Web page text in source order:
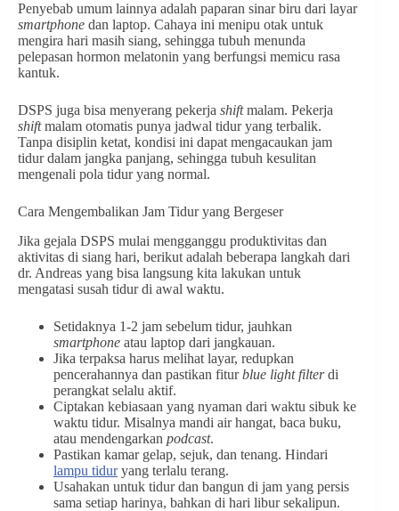
Penyebab umum lainnya adalah paparan sinar biru dari layar
smartphone dan laptop. Cahaya ini menipu otak untuk
mengira hari masih siang, sehingga tubuh menunda
pelepasan hormon melatonin yang berfungsi memicu rasa
kantuk.
DSPS juga bisa menyerang pekerja shiftmalam. Pekerja
shiftmalam otomatis punya jadwal tidur yang terbalik.
Tanpa disiplin ketat, kondisi ini dapat mengacaukan jam
tidur dalam jangka panjang, sehingga tubuh kesulitan
mengenali pola tidur yang normal.
Cara Mengembalikan Jam Tidur yang Bergeser
Jika gejala DSPS mulai mengganggu produktivitas dan
aktivitas di siang hari, berikut adalah beberapa langkah dari
dr. Andreas yang bisa langsung kita lakukan untuk
mengatasi susah tidur di awal waktu.
Setidaknya 1-2 jam sebelum tidur, jauhkan
smartphone atau laptop dari jangkauan.
Jika terpaksa harus melihat layar, redupkan
pencerahannya dan pastikan fiturblue light filterdi
perangkat selalu aktif.
Ciptakan kebiasaan yang nyaman dari waktu sibuk ke
waktu tidur. Misalnya mandi air hangat, baca buku,
atau mendengarkan podcast.
Pastikan kamar gelap, sejuk, dan tenang. Hindari
lampu tiduryang terlalu terang.
Usahakan untuk tidur dan bangun di jam yang persis
sama setiap harinya, bahkan di hari libur sekalipun.